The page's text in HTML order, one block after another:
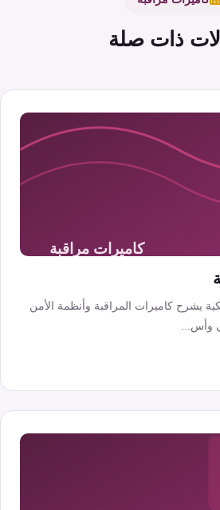
ذات صلة
يشرح كاميرات المراقبة وأنظمة الأمن
وأس...